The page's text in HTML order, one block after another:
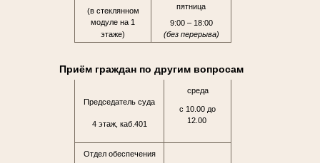
(в стеклянном
модуле на 1
этаже)
пятница
9:00 – 18:00
(без перерыва)
Приём граждан по другим вопросам
Председатель суда
4 этаж, каб.401
среда
с 10.00 до
12.00
Отдел обеспечения